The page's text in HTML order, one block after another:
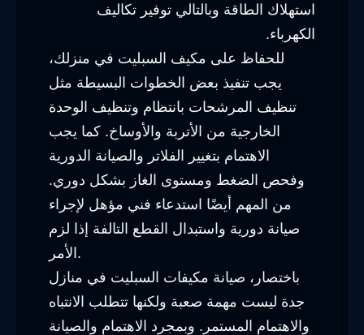
استهلاك الطاقة وبالتالي توفير تكاليف
الكهرباء.
للحفاظ على مكيف السبليت في منزلك،
يجب تنفيذ بعض الخطوات البسيطة مثل
تنظيف المرشحات بانتظام وتنظيف الوحدة
الخارجية من الأتربة والأوساخ. كما يجب
الاهتمام بتغيير الفلاتر والصيانة الدورية
وفحص الضغط ومستوى الغاز بشكل دوري.
من المهم أيضًا استدعاء فني مؤهل لإجراء
صيانة دورية واستبدال القطع التالفة إذا لزم
الأمر.
باختصار، صيانة مكيفات السبليت في منازل
جدة ليست مهمة صعبة ولكنها تتطلب الانتباه
والاهتمام المستمر. وبمجرد الاهتمام والصيانة